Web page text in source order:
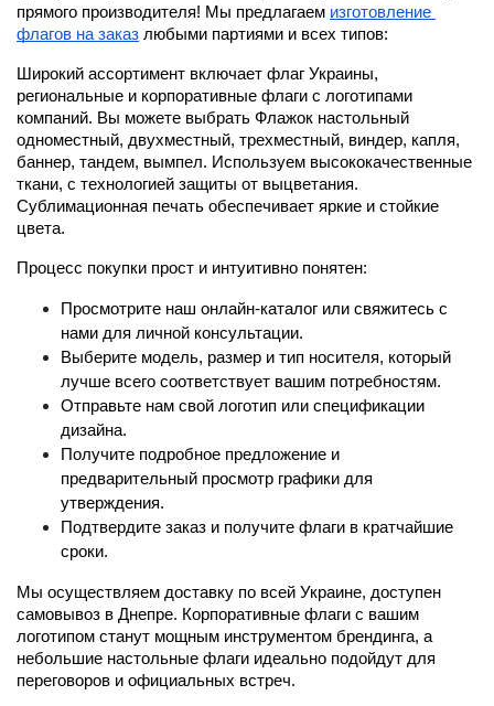
прямого производителя! Мы предлагаем изготовление
флагов на заказ любыми партиями и всех типов:
Широкий ассортимент включает флаг Украины,
региональные и корпоративные флаги с логотипами
компаний. Вы можете выбрать Флажок настольный
одноместный, двухместный, трехместный, виндер, капля,
баннер, тандем, вымпел. Используем высококачественные
ткани, с технологией защиты от выцветания.
Сублимационная печать обеспечивает яркие и стойкие
цвета.
Процесс покупки прост и интуитивно понятен:
Просмотрите наш онлайн-каталог или свяжитесь с
нами для личной консультации.
Выберите модель, размер и тип носителя, который
лучше всего соответствует вашим потребностям.
Отправьте нам свой логотип или спецификации
дизайна.
Получите подробное предложение и
предварительный просмотр графики для
утверждения.
Подтвердите заказ и получите флаги в кратчайшие
сроки.
Мы осуществляем доставку по всей Украине, доступен
самовывоз в Днепре. Корпоративные флаги с вашим
логотипом станут мощным инструментом брендинга, а
небольшие настольные флаги идеально подойдут для
переговоров и официальных встреч.